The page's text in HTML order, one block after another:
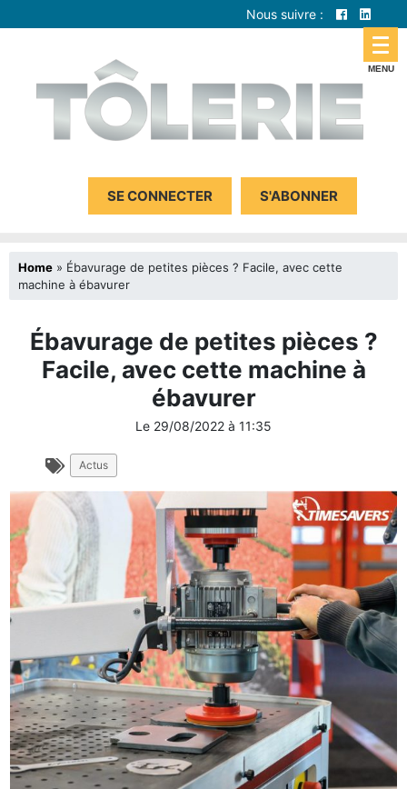
Nous suivre :
SE CONNECTER S'ABONNER
Home » Ébavurage de petites pièces ? Facile, avec cette
machine à ébavurer
Ébavurage de petites pièces ?
Facile, avec cette machine à
ébavurer
Le 29/08/2022 à 11:35
Actus